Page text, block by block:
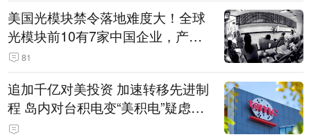
美国光模块禁令落地难度大！全球
光模块前10有7家中国企业，产业
界人士：想“脱钩”并不容易
81
追加千亿对美投资 加速转移先进制
程 岛内对台积电变“美积电”疑虑担
忧加剧